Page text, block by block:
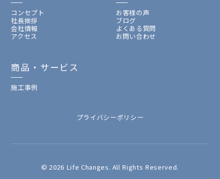
コンセプト
社長挨拶
会社情報
アクセス
お客様の声
ブログ
よくある質問
お問い合わせ
商品・サービス
施工事例
プライバシーポリシー
© 2026 Life Changes. All Rights Reserved.